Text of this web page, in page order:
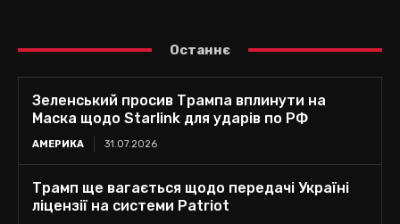
Останнє
Зеленський просив Трампа вплинути на
Маска щодо Starlink для ударів по РФ
АМЕРИКА 31.07.2026
Трамп ще вагається щодо передачі Україні
ліцензії на системи Patriot